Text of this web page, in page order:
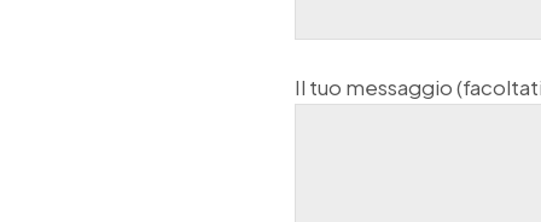
Il tuo messaggio